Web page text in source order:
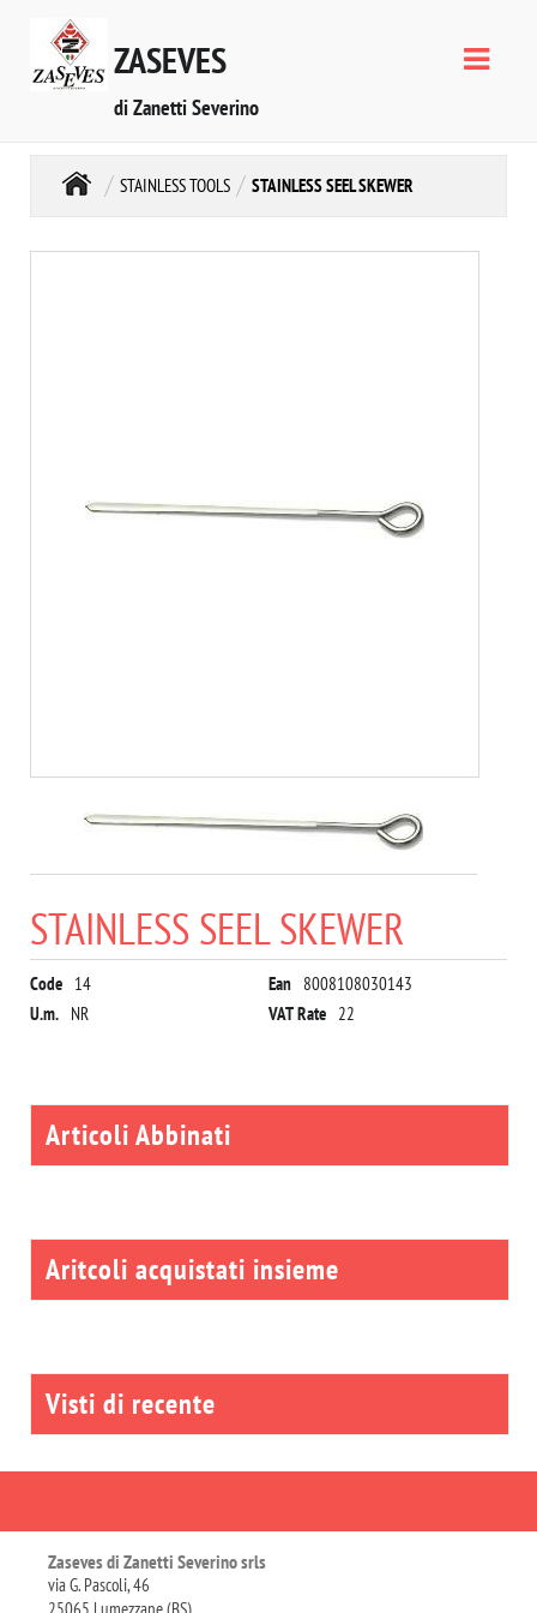
ZASEVES
di Zanetti Severino
STAINLESS TOOLS STAINLESS SEEL SKEWER
STAINLESS SEEL SKEWER
Code 14 Ean 8008108030143
U.m. NR VAT Rate 22
Articoli Abbinati
Aritcoli acquistati insieme
Visti di recente
Zaseves di Zanetti Severino srls
via G. Pascoli, 46